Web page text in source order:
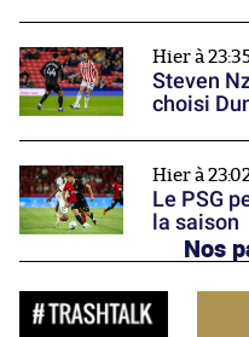
Hier à
Steven
choisi
Hier à
Le PSG
la saison
Nos